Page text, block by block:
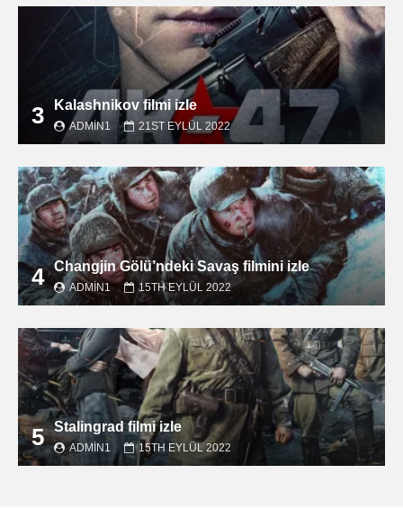
3 Kalashnikov filmi izle
ADMIN1 21ST EYLÜL 2022
4 Changjin Gölü’ndeki Savaş filmini izle
ADMIN1 15TH EYLÜL 2022
5 Stalingrad filmi izle
ADMIN1 15TH EYLÜL 2022